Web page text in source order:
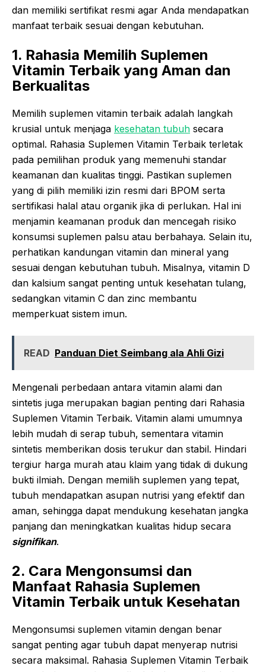
dan memiliki sertifikat resmi agar Anda mendapatkan
manfaat terbaik sesuai dengan kebutuhan.
1. Rahasia Memilih Suplemen
Vitamin Terbaik yang Aman dan
Berkualitas
Memilih suplemen vitamin terbaik adalah langkah
krusial untuk menjaga kesehatan tubuh secara
optimal. Rahasia Suplemen Vitamin Terbaik terletak
pada pemilihan produk yang memenuhi standar
keamanan dan kualitas tinggi. Pastikan suplemen
yang di pilih memiliki izin resmi dari BPOM serta
sertifikasi halal atau organik jika di perlukan. Hal ini
menjamin keamanan produk dan mencegah risiko
konsumsi suplemen palsu atau berbahaya. Selain itu,
perhatikan kandungan vitamin dan mineral yang
sesuai dengan kebutuhan tubuh. Misalnya, vitamin D
dan kalsium sangat penting untuk kesehatan tulang,
sedangkan vitamin C dan zinc membantu
memperkuat sistem imun.
READ Panduan Diet Seimbang ala Ahli Gizi
Mengenali perbedaan antara vitamin alami dan
sintetis juga merupakan bagian penting dari Rahasia
Suplemen Vitamin Terbaik. Vitamin alami umumnya
lebih mudah di serap tubuh, sementara vitamin
sintetis memberikan dosis terukur dan stabil. Hindari
tergiur harga murah atau klaim yang tidak di dukung
bukti ilmiah. Dengan memilih suplemen yang tepat,
tubuh mendapatkan asupan nutrisi yang efektif dan
aman, sehingga dapat mendukung kesehatan jangka
panjang dan meningkatkan kualitas hidup secara
signifikan.
2. Cara Mengonsumsi dan
Manfaat Rahasia Suplemen
Vitamin Terbaik untuk Kesehatan
Mengonsumsi suplemen vitamin dengan benar
sangat penting agar tubuh dapat menyerap nutrisi
secara maksimal. Rahasia Suplemen Vitamin Terbaik